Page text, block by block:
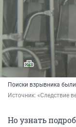
Поиски взрывника
Источник: «Следствие
Но узнать